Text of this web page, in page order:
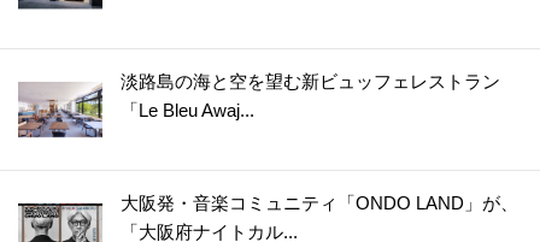
淡路島の海と空を望む新ビュッフェレストラン
「Le Bleu Awaj...
大阪発・音楽コミュニティ「ONDO LAND」が、
「大阪府ナイトカル...